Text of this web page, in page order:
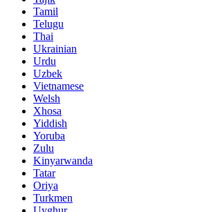
Tamil
Telugu
Thai
Ukrainian
Urdu
Uzbek
Vietnamese
Welsh
Xhosa
Yiddish
Yoruba
Zulu
Kinyarwanda
Tatar
Oriya
Turkmen